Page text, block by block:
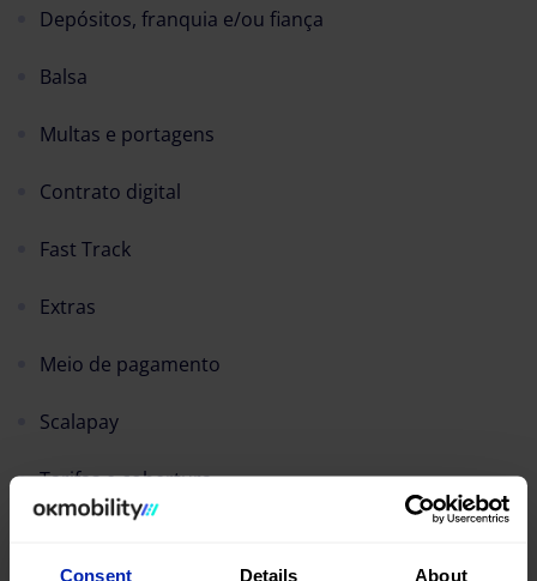
Consent Details About
Depósitos, franquia e/ou fiança
Balsa
Multas e portagens
Contrato digital
Fast Track
Extras
Meio de pagamento
Scalapay
Tarifas e cobertura